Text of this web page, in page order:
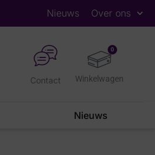
Nieuws Over ons
0
Contact
Nieuws